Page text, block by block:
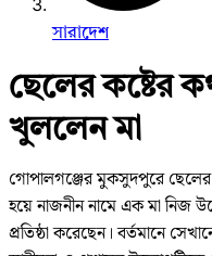
সারাদেশ
ছেলের কষ্টের
খুললেন মা
গোপালগঞ্জের মুকসুদপুরে ছেলের
হয়ে নাজনীন নামে এক মা নিজ
প্রতিষ্ঠা করেছেন। বর্তমানে